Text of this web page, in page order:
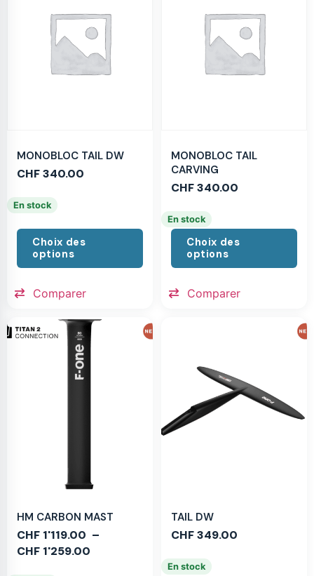
MONOBLOC TAIL DW
CHF340.00
En stock
Choix des
options
Comparer
MONOBLOC TAIL
CARVING
CHF340.00
En stock
Choix des
options
Comparer
HM CARBON MAST
CHF 1'119.00 –
CHF 1'259.00
TAIL DW
CHF349.00
En stock